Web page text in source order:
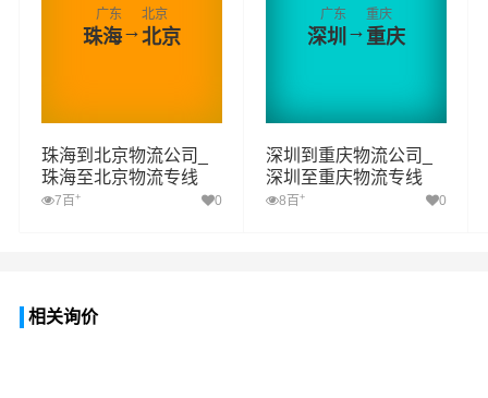
广东
珠海→
北京
北京
珠海到北京物流公司_
珠海至北京物流专线
7百 + 0
广东
深圳→
重庆
重庆
深圳到重庆物流公司_
深圳至重庆物流专线
8百 + 0
相关询价